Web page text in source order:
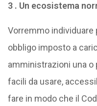
3 . Un ecosistema
Vorremmo individuare
obbligo imposto a
amministrazioni una
facili da usare,
fare in modo che il